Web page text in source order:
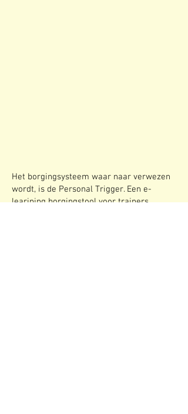
Het borgingsysteem waar naar verwezen
wordt, is de Personal Trigger. Een e-
learining borgingstool voor trainers,